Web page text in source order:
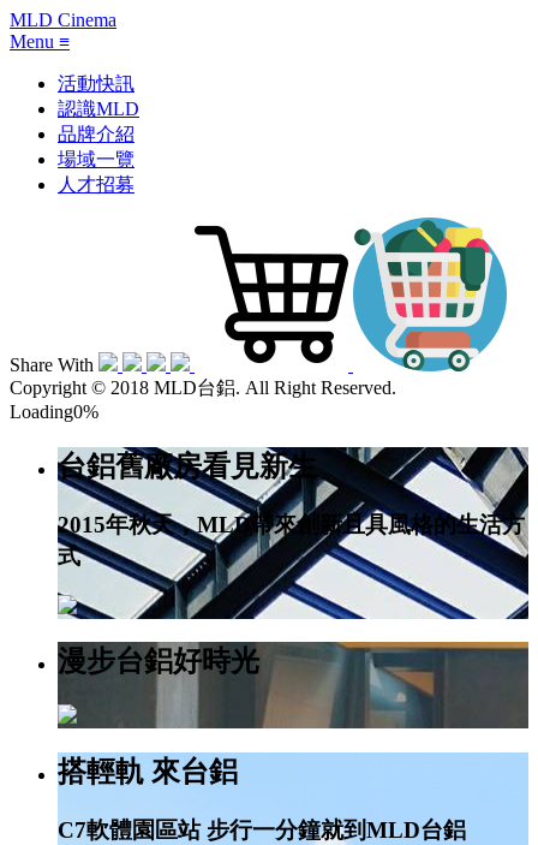
MLD Cinema
Menu ≡
活動快訊
認識MLD
品牌介紹
場域一覽
人才招募
Share With
Copyright © 2018 MLD台鋁. All Right Reserved.
Loading0%
台鋁舊廠房看見新生
2015年秋天，MLD帶來創新且具風格的生活方
式
漫步台鋁好時光
搭輕軌 來台鋁
C7軟體園區站 步行一分鐘就到MLD台鋁